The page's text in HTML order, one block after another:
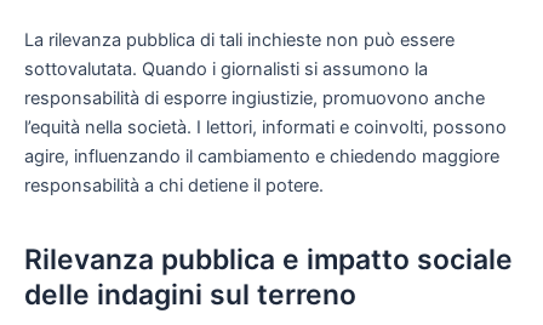
La rilevanza pubblica di tali inchieste non può essere
sottovalutata. Quando i giornalisti si assumono la
responsabilità di esporre ingiustizie, promuovono anche
l’equità nella società. I lettori, informati e coinvolti, possono
agire, influenzando il cambiamento e chiedendo maggiore
responsabilità a chi detiene il potere.
Rilevanza pubblica e impatto sociale
delle indagini sul terreno